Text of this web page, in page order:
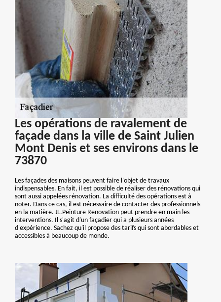
Les opérations de ravalement de
façade dans la ville de Saint Julien
Mont Denis et ses environs dans le
73870
Les façades des maisons peuvent faire l'objet de travaux
indispensables. En fait, il est possible de réaliser des rénovations qui
sont aussi appelées rénovation. La difficulté des opérations est à
noter. Dans ce cas, il est nécessaire de contacter des professionnels
en la matière. JL.Peinture Renovation peut prendre en main les
interventions. Il s'agit d'un façadier qui a plusieurs années
d'expérience. Sachez qu'il propose des tarifs qui sont abordables et
accessibles à beaucoup de monde.